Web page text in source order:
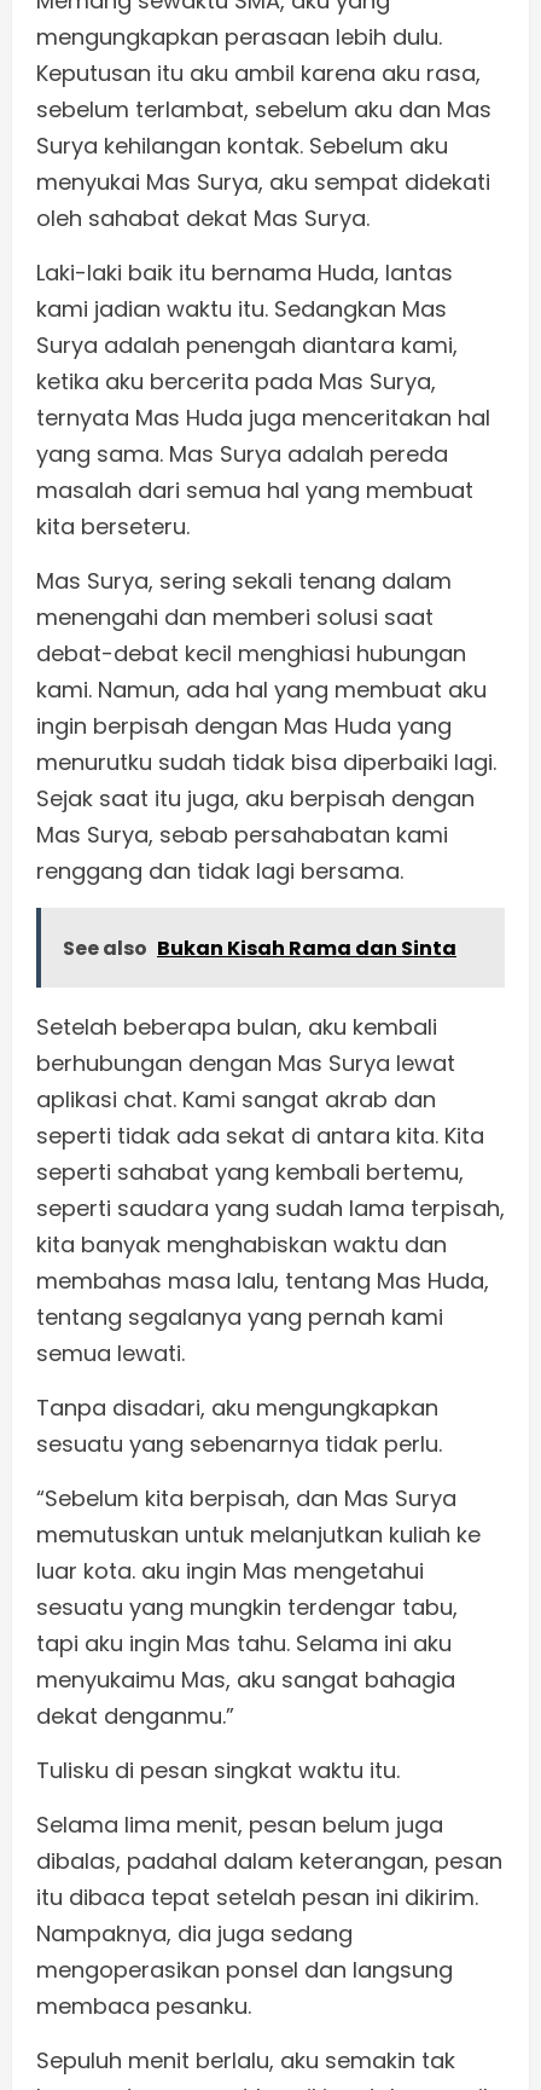
mengungkapkan perasaan lebih dulu.
Keputusan itu aku ambil karena aku rasa,
sebelum terlambat, sebelum aku dan Mas
Surya kehilangan kontak. Sebelum aku
menyukai Mas Surya, aku sempat didekati
oleh sahabat dekat Mas Surya.
Laki-laki baik itu bernama Huda, lantas
kami jadian waktu itu. Sedangkan Mas
Surya adalah penengah diantara kami,
ketika aku bercerita pada Mas Surya,
ternyata Mas Huda juga menceritakan hal
yang sama. Mas Surya adalah pereda
masalah dari semua hal yang membuat
kita berseteru.
Mas Surya, sering sekali tenang dalam
menengahi dan memberi solusi saat
debat-debat kecil menghiasi hubungan
kami. Namun, ada hal yang membuat aku
ingin berpisah dengan Mas Huda yang
menurutku sudah tidak bisa diperbaiki lagi.
Sejak saat itu juga, aku berpisah dengan
Mas Surya, sebab persahabatan kami
renggang dan tidak lagi bersama.
See also Bukan Kisah Rama dan Sinta
Setelah beberapa bulan, aku kembali
berhubungan dengan Mas Surya lewat
aplikasi chat. Kami sangat akrab dan
seperti tidak ada sekat di antara kita. Kita
seperti sahabat yang kembali bertemu,
seperti saudara yang sudah lama terpisah,
kita banyak menghabiskan waktu dan
membahas masa lalu, tentang Mas Huda,
tentang segalanya yang pernah kami
semua lewati.
Tanpa disadari, aku mengungkapkan
sesuatu yang sebenarnya tidak perlu.
“Sebelum kita berpisah, dan Mas Surya
memutuskan untuk melanjutkan kuliah ke
luar kota. aku ingin Mas mengetahui
sesuatu yang mungkin terdengar tabu,
tapi aku ingin Mas tahu. Selama ini aku
menyukaimu Mas, aku sangat bahagia
dekat denganmu.”
Tulisku di pesan singkat waktu itu.
Selama lima menit, pesan belum juga
dibalas, padahal dalam keterangan, pesan
itu dibaca tepat setelah pesan ini dikirim.
Nampaknya, dia juga sedang
mengoperasikan ponsel dan langsung
membaca pesanku.
Sepuluh menit berlalu, aku semakin tak